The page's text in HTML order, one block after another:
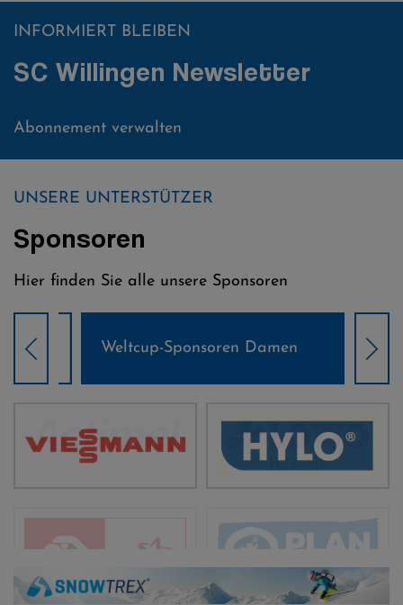
INFORMIERT BLEIBEN
SC Willingen Newsletter
Abonnement verwalten
UNSERE UNTERSTÜTZER
Sponsoren
Hier finden Sie alle unsere Sponsoren
Weltcup-Sponsoren Damen